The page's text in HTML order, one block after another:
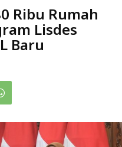
Ribu Rumah
Lisdes
Baru